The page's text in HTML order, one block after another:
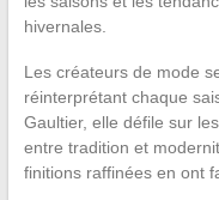
hivernales.
Les créateurs de mode
réinterprétant chaque
Gaultier, elle défile sur
entre tradition et
finitions raffinées en ont